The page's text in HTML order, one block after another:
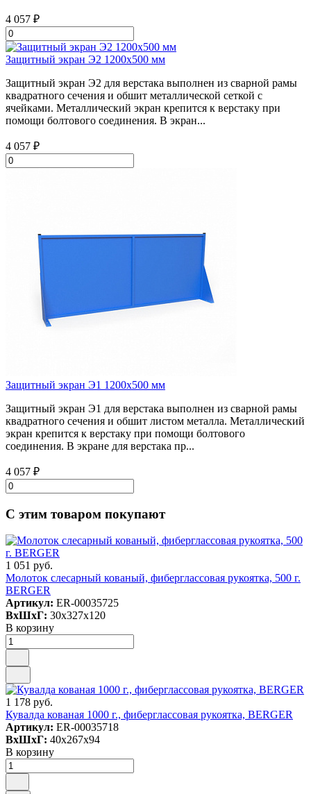
4 057 ₽
Защитный экран Э2 1200х500 мм
Защитный экран Э2 для верстака выполнен из сварной рамы
квадратного сечения и обшит металлической сеткой с
ячейками. Металлический экран крепится к верстаку при
помощи болтового соединения. В экран...
4 057 ₽
Защитный экран Э1 1200х500 мм
Защитный экран Э1 для верстака выполнен из сварной рамы
квадратного сечения и обшит листом металла. Металлический
экран крепится к верстаку при помощи болтового
соединения. В экране для верстака пр...
4 057 ₽
С этим товаром покупают
1 051 руб.
Молоток слесарный кованый, фиберглассовая рукоятка, 500 г.
BERGER
Артикул: ER-00035725
ВxШxГ: 30x327x120
В корзину
1 178 руб.
Кувалда кованая 1000 г., фиберглассовая рукоятка, BERGER
Артикул: ER-00035718
ВxШxГ: 40x267x94
В корзину